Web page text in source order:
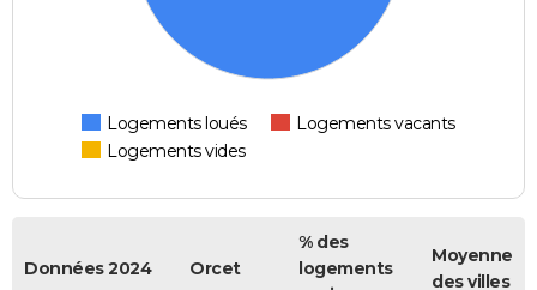
Logements loués
Logements vacants
Logements vides
Données 2024 Orcet
% des
logements
Moyenne
des villes